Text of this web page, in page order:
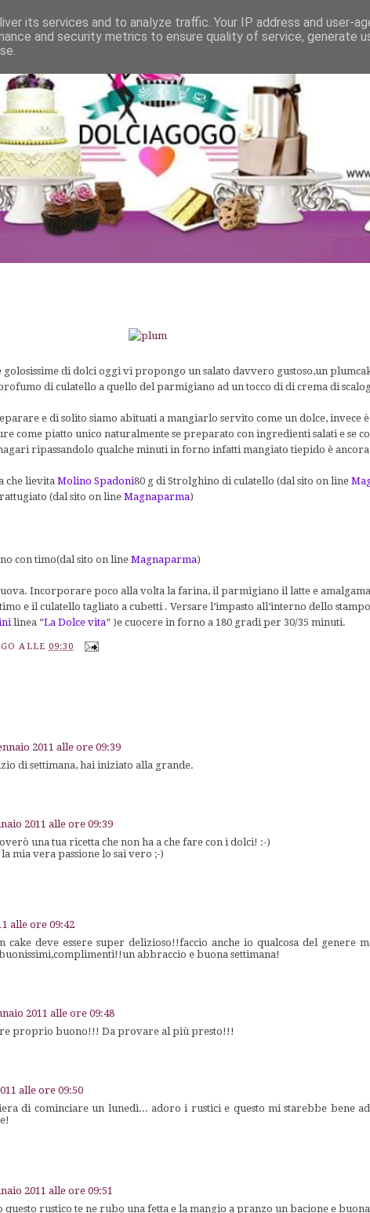
di dolci oggi vi propongo un salato davvero gustoso,un
di culatello a quello del parmigiano ad un tocco di di crema di
e di solito siamo abituati a mangiarlo servito come un dolce, invece è
come piatto unico naturalmente se preparato con ingredienti salati e se
ripassandolo qualche minuti in forno infatti mangiato tiepido è
che lievita Molino Spadoni80 g di Strolghino di culatello (dal sito on line
(dal sito on lineMagnaparma)
con timo(dal sito on lineMagnaparma)
Incorporare poco alla volta la farina, il parmigiano il latte e
e il culatello tagliato a cubetti . Versare l’impasto all’interno dello
linea “La Dolce vita” )e cuocere in forno a 180 gradi per 30/35 minuti.
ALLE 09:30
2011 alle ore 09:39
di settimana, hai iniziato alla grande.
2011 alle ore 09:39
una tua ricetta che non ha a che fare con i dolci! :-)
mia vera passione lo sai vero ;-)
alle ore 09:42
cake deve essere super delizioso!!faccio anche io qualcosa del genere
abbraccio e buona settimana!
2011 alle ore 09:48
proprio buono!!! Da provare al più presto!!!
alle ore 09:50
di cominciare un lunedì... adoro i rustici e questo mi starebbe bene
2011 alle ore 09:51
questo rustico te ne rubo una fetta e la mangio a pranzo un bacione e
its services and to analyze traffic. Your IP address and user-
and security metrics to ensure quality of service, generate